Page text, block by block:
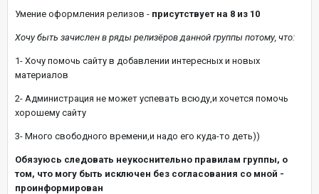
Умение оформления релизов - присутствует на 8 из 10
Хочу быть зачислен в ряды релизёров данной группы потому, что:
1- Хочу помочь сайту в добавлении интересных и новых
материалов
2- Администрация не может успевать всюду,и хочется помочь
хорошему сайту
3- Много свободного времени,и надо его куда-то деть))
Обязуюсь следовать неукоснительно правилам группы, о
том, что могу быть исключен без согласования со мной -
проинформирован